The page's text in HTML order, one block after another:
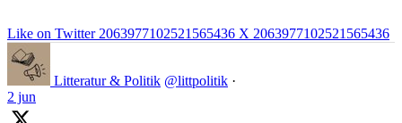
Like on Twitter 2063977102521565436 X 2063977102521565436
Litteratur & Politik @littpolitik ·
2 jun